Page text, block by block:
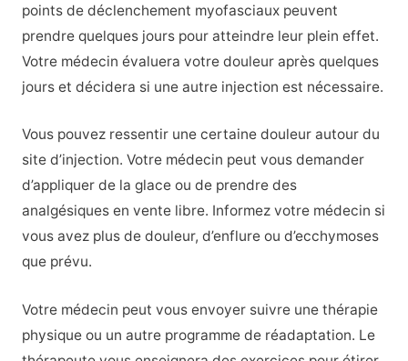
points de déclenchement myofasciaux peuvent
prendre quelques jours pour atteindre leur plein effet.
Votre médecin évaluera votre douleur après quelques
jours et décidera si une autre injection est nécessaire.
Vous pouvez ressentir une certaine douleur autour du
site d’injection. Votre médecin peut vous demander
d’appliquer de la glace ou de prendre des
analgésiques en vente libre. Informez votre médecin si
vous avez plus de douleur, d’enflure ou d’ecchymoses
que prévu.
Votre médecin peut vous envoyer suivre une thérapie
physique ou un autre programme de réadaptation. Le